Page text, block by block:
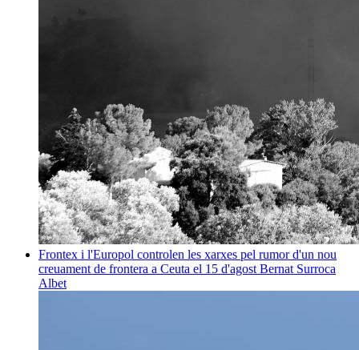
Frontex i l'Europol controlen les xarxes pel rumor d'un nou
creuament de frontera a Ceuta el 15 d'agost Bernat Surroca
Albet